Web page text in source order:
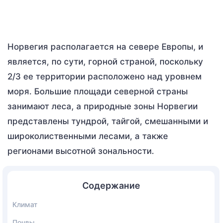
Норвегия располагается на севере Европы, и
является, по сути, горной страной, поскольку
2/3 ее территории расположено над уровнем
моря. Большие площади северной страны
занимают леса, а природные зоны Норвегии
представлены тундрой, тайгой, смешанными и
широколиственными лесами, а также
регионами высотной зональности.
Содержание
Климат